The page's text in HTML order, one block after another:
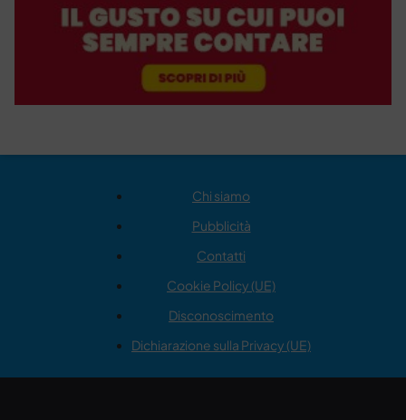
Chi siamo
Pubblicità
Contatti
Cookie Policy (UE)
Disconoscimento
Dichiarazione sulla Privacy (UE)